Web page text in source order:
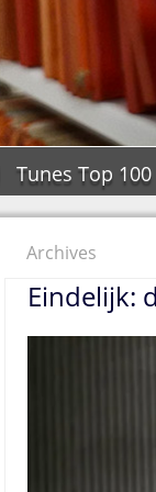
Tunes Top 100
Archives
Eindelijk: